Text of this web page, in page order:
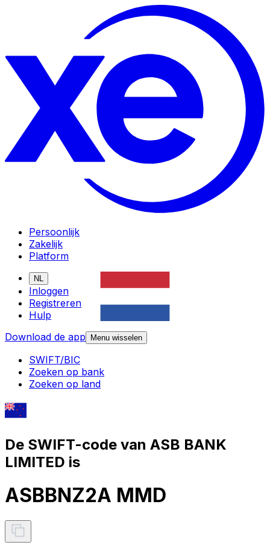
Persoonlijk
Zakelijk
Platform
NL
Inloggen
Registreren
Hulp
Download de app
Menu wisselen
SWIFT/BIC
Zoeken op bank
Zoeken op land
De SWIFT-code van ASB BANK
LIMITED is
ASBBNZ2A MMD